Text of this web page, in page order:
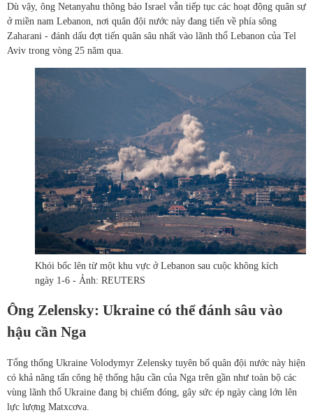
Dù vậy, ông Netanyahu thông báo Israel vẫn tiếp tục các hoạt động quân sự
ở miền nam Lebanon, nơi quân đội nước này đang tiến về phía sông
Zaharani - đánh dấu đợt tiến quân sâu nhất vào lãnh thổ Lebanon của Tel
Aviv trong vòng 25 năm qua.
Khói bốc lên từ một khu vực ở Lebanon sau cuộc không kích
ngày 1-6 - Ảnh: REUTERS
Ông Zelensky: Ukraine có thể đánh sâu vào
hậu cần Nga
Tổng thống Ukraine Volodymyr Zelensky tuyên bố quân đội nước này hiện
có khả năng tấn công hệ thống hậu cần của Nga trên gần như toàn bộ các
vùng lãnh thổ Ukraine đang bị chiếm đóng, gây sức ép ngày càng lớn lên
lực lượng Matxcơva.